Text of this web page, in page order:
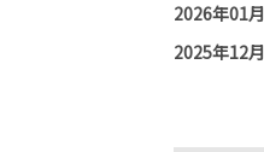
2026年01月
2025年12月